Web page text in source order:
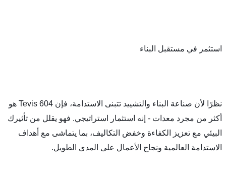
مستقبل البناء
نظرًا لأن صناعة البناء والتشييد تتبنى الاستدامة، فإن Tevis 604 هو
أكثر من مجرد معدات - إنه استثمار استراتيجي. فهو يقلل من تأثيرك
البيئي مع تعزيز الكفاءة وخفض التكاليف، بما يتماشى مع أهداف
العالمية ونجاح الأعمال على المدى الطويل.